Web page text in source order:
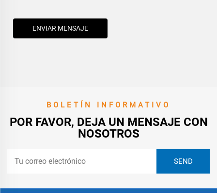
ENVIAR MENSAJE
BOLETÍN INFORMATIVO
POR FAVOR, DEJA UN MENSAJE CON
NOSOTROS